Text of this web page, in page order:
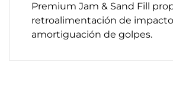
Premium Jam & Sand Fill
retroalimentación de
amortiguación de golpes.